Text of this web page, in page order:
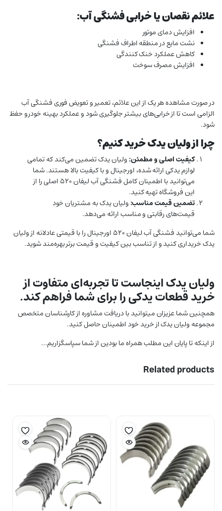
علائم نقصان یا خرابی فشنگی آب:
افزایش دمای موتور
نشت مایع در منطقه اطراف فشنگی
کاهش عملکرد خنک کنندگی
افزایش مصرف سوخت
در صورت مشاهده هر یک از این علائم، تعمیر و تعویض فوری فشنگی آب
الزامی است تا از خرابی‌های بیشتر جلوگیری شود و عملکرد بهینه خودرو حفظ
شود.
چرا از ولیان یدک خرید کنیم؟
کیفیت اصلی و مطمئن: ولیان یدک تضمین می‌کند که تمامی
لوازم یدکی ارائه شده، اورجینال و با کیفیت بالا هستند. شما
می‌توانید با اطمینان کامل فشنگی آب لیفان ۵۲۰ اصلی را از
این فروشگاه تهیه کنید.
تضمین قیمت مناسب: ولیان یدک به مشتریان خود
قیمت‌های رقابتی و مناسب ارائه می‌دهد.
شما می‌توانید فشنگی آب لیفان ۵۲۰ اورجینال را با قیمتی عادلانه از ولیان
یدک خریداری کنید و از تناسب بین کیفیت و قیمت برتر بهره‌مند شوید.
ولیان یدک اینجاست تا تجربه‌ای متفاوت از
خرید قطعات یدکی را برای شما فراهم کند.
همچنین شما عزیزان میتوانید با دریافت مشاوره از کارشناسان متخصص
مجموعه ولیان یدک از خرید خود اطمینان حاصل کنید.
از اینکه تا پایان این مطلب همراه ما بودین از شما سپاسگزاریم…
Related products